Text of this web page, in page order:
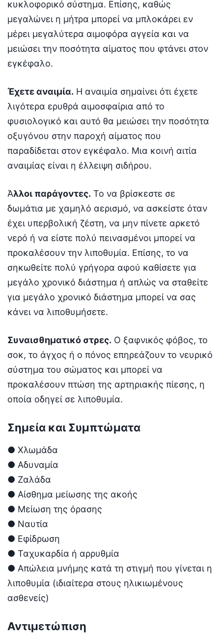
κυκλοφορικό σύστημα. Επίσης, καθώς
μεγαλώνει η μήτρα μπορεί να μπλοκάρει εν
μέρει μεγαλύτερα αιμοφόρα αγγεία και να
μειώσει την ποσότητα αίματος που φτάνει στον
εγκέφαλο.
Έχετε αναιμία. Η αναιμία σημαίνει ότι έχετε
λιγότερα ερυθρά αιμοσφαίρια από το
φυσιολογικό και αυτό θα μειώσει την ποσότητα
οξυγόνου στην παροχή αίματος που
παραδίδεται στον εγκέφαλο. Μια κοινή αιτία
αναιμίας είναι η έλλειψη σιδήρου.
Άλλοι παράγοντες. Το να βρίσκεστε σε
δωμάτια με χαμηλό αερισμό, να ασκείστε όταν
έχει υπερβολική ζέστη, να μην πίνετε αρκετό
νερό ή να είστε πολύ πεινασμένοι μπορεί να
προκαλέσουν την λιποθυμία. Επίσης, το να
σηκωθείτε πολύ γρήγορα αφού καθίσετε για
μεγάλο χρονικό διάστημα ή απλώς να σταθείτε
για μεγάλο χρονικό διάστημα μπορεί να σας
κάνει να λιποθυμήσετε.
Συναισθηματικό στρες. Ο ξαφνικός φόβος, το
σοκ, το άγχος ή ο πόνος επηρεάζουν το νευρικό
σύστημα του σώματος και μπορεί να
προκαλέσουν πτώση της αρτηριακής πίεσης, η
οποία οδηγεί σε λιποθυμία.
Σημεία και Συμπτώματα
● Χλωμάδα
● Αδυναμία
● Ζαλάδα
● Αίσθημα μείωσης της ακοής
● Μείωση της όρασης
● Ναυτία
● Εφίδρωση
● Ταχυκαρδία ή αρρυθμία
● Απώλεια μνήμης κατά τη στιγμή που γίνεται η
λιποθυμία (ιδιαίτερα στους ηλικιωμένους
ασθενείς)
Αντιμετώπιση